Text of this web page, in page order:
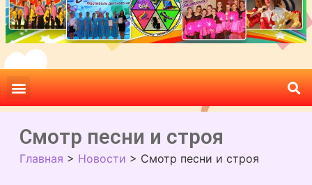
Смотр песни и строя
Главная > Новости > Смотр песни и строя